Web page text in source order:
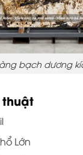
bạch dương
thuật
Lớn